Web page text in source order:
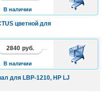
цветной для
В наличии
КОРЗИНУ
для LBP-1210, HP LJ
2840 руб.
В наличии
В
КОРЗИНУ